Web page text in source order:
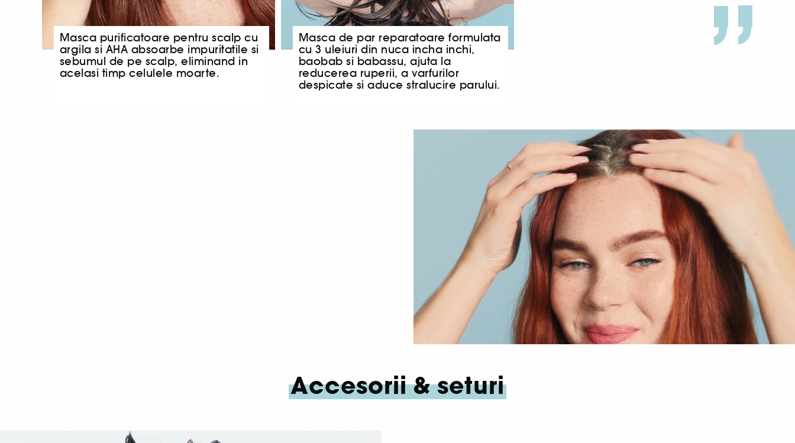
Masca purificatoare pentru scalp cu
argila si AHA absoarbe impuritatile si
sebumul de pe scalp, eliminand in
acelasi timp celulele moarte.
Masca de par reparatoare formulata
cu 3 uleiuri din nuca incha inchi,
baobab si babassu, ajuta la
reducerea ruperii, a varfurilor
despicate si aduce stralucire parului.
Accesorii& seturi